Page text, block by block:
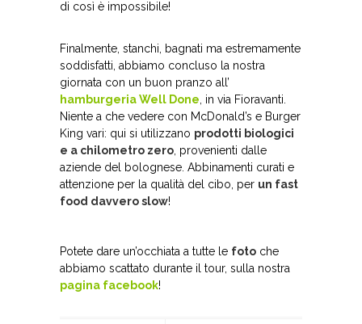
di così è impossibile!
Finalmente, stanchi, bagnati ma estremamente
soddisfatti, abbiamo concluso la nostra
giornata con un buon pranzo all’
hamburgeria Well Done, in via Fioravanti.
Niente a che vedere con McDonald’s e Burger
King vari: qui si utilizzano prodotti biologici
e a chilometro zero, provenienti dalle
aziende del bolognese. Abbinamenti curati e
attenzione per la qualità del cibo, per un fast
food davvero slow!
Potete dare un’occhiata a tutte le foto che
abbiamo scattato durante il tour, sulla nostra
pagina facebook!